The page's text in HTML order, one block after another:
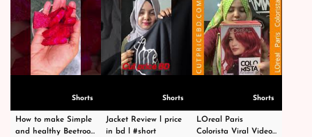
Shorts
How to make Simple
and healthy Beetroot
Shorts
Jacket Review l price
in bd l #short
Shorts
LOreal Paris
Colorista Viral Video